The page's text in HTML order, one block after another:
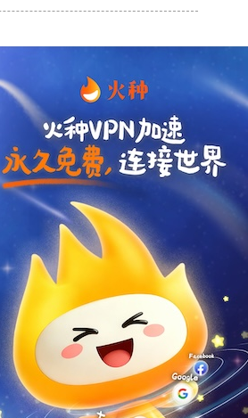
支持
支持[0] 反对[0]
支持[0] 反对[0]
旋风加速器
软件中心 大象加速器 优云666